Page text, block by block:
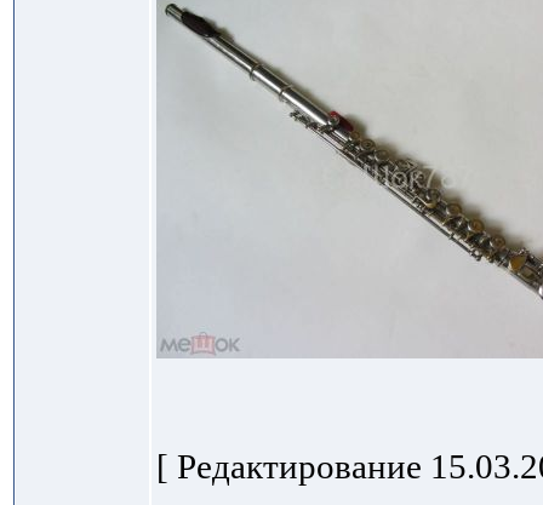
[ Редактирование